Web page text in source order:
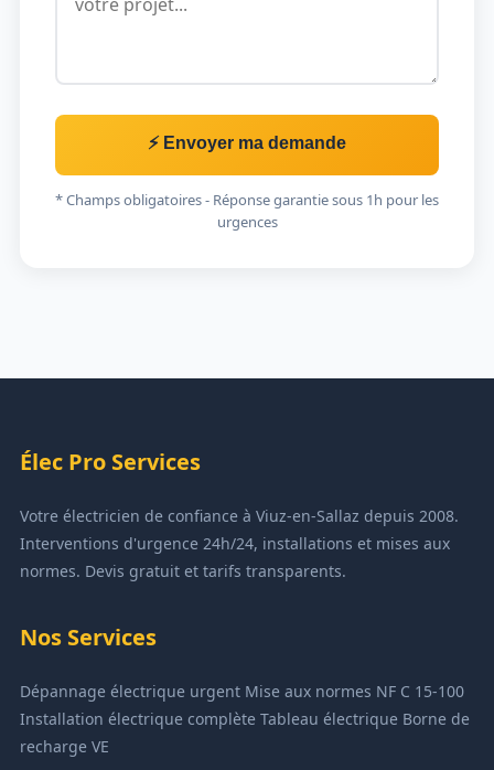
⚡ Envoyer ma demande
* Champs obligatoires - Réponse garantie sous 1h pour les
urgences
Élec Pro Services
Votre électricien de confiance à Viuz-en-Sallaz depuis 2008.
Interventions d'urgence 24h/24, installations et mises aux
normes. Devis gratuit et tarifs transparents.
Nos Services
Dépannage électrique urgent Mise aux normes NF C 15-100
Installation électrique complète Tableau électrique Borne de
recharge VE